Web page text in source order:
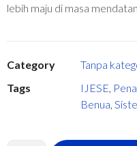
lebih maju di masa
Category
Tanpa
Tags
IJESE,
Benua,